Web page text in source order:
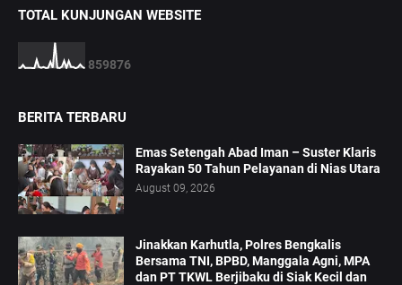
TOTAL KUNJUNGAN WEBSITE
859876
BERITA TERBARU
Emas Setengah Abad Iman – Suster Klaris
Rayakan 50 Tahun Pelayanan di Nias Utara
August 09, 2026
Jinakkan Karhutla, Polres Bengkalis
Bersama TNI, BPBD, Manggala Agni, MPA
dan PT TKWL Berjibaku di Siak Kecil dan